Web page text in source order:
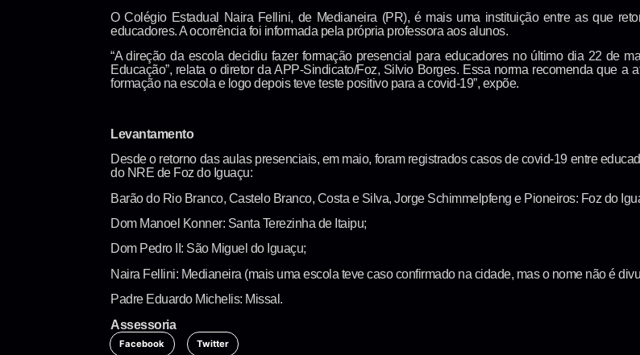
O Colégio Estadual Naira Fellini, de Medianeira (PR), é mais uma instituição entre as que
educadores. A ocorrência foi informada pela própria professora aos alunos.
“A direção da escola decidiu fazer formação presencial para educadores no último dia 22 de
Educação”, relata o diretor da APP-Sindicato/Foz, Silvio Borges. Essa norma recomenda que a
formação na escola e logo depois teve teste positivo para a covid-19”, expõe.
Levantamento
Desde o retorno das aulas presenciais, em maio, foram registrados casos de covid-19 entre
do NRE de Foz do Iguaçu:
Barão do Rio Branco, Castelo Branco, Costa e Silva, Jorge Schimmelpfeng e Pioneiros: Foz do
Dom Manoel Konner: Santa Terezinha de Itaipu;
Dom Pedro II: São Miguel do Iguaçu;
Naira Fellini: Medianeira (mais uma escola teve caso confirmado na cidade, mas o nome não é
Padre Eduardo Michelis: Missal.
Assessoria
Facebook Twitter